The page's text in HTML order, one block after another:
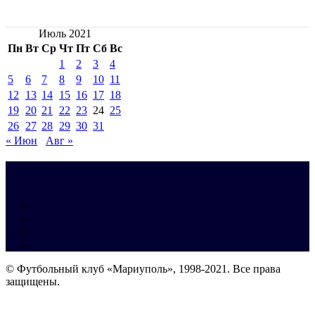
Июль 2021
Пн Вт Ср Чт Пт Сб Вс
1
2 3
4
5
6 7 8 9 10 11
12
13 14 15 16 17 18
19 20 21 22 23 24 25
26 27 28 29 30 31
« Июн
Авг »
© Футбольный клуб «Мариуполь», 1998-2021. Все права
защищены.